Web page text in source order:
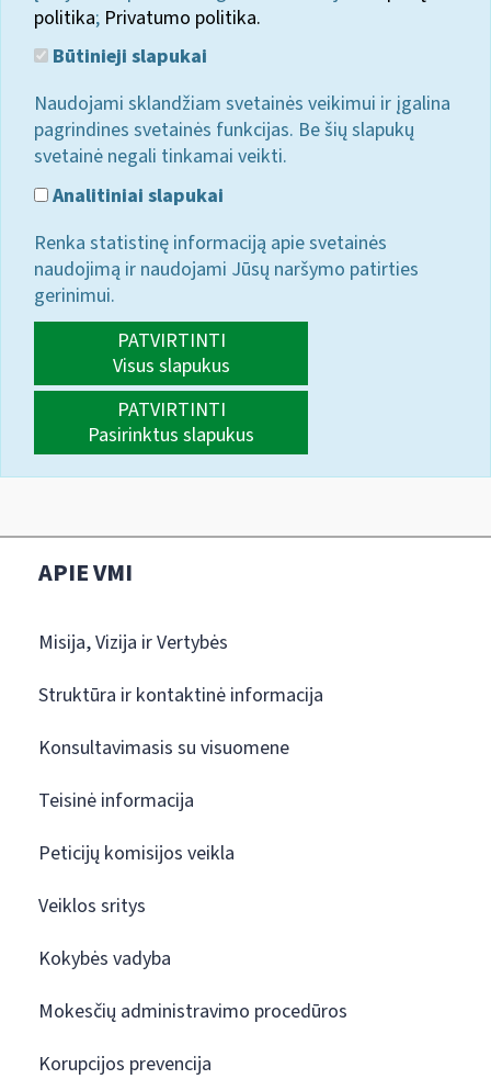
politika; Privatumo politika.
Būtinieji slapukai
Naudojami sklandžiam svetainės veikimui ir įgalina
pagrindines svetainės funkcijas. Be šių slapukų
svetainė negali tinkamai veikti.
Analitiniai slapukai
Renka statistinę informaciją apie svetainės
naudojimą ir naudojami Jūsų naršymo patirties
gerinimui.
PATVIRTINTI
Visus slapukus
PATVIRTINTI
Pasirinktus slapukus
APIE VMI
Misija, Vizija ir Vertybės
Struktūra ir kontaktinė informacija
Konsultavimasis su visuomene
Teisinė informacija
Peticijų komisijos veikla
Veiklos sritys
Kokybės vadyba
Mokesčių administravimo procedūros
Korupcijos prevencija